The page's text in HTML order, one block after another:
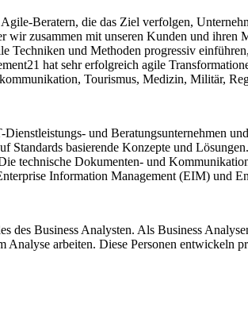
Beratern, die das Ziel verfolgen,
zusammen mit unseren Kunden und
Techniken und Methoden progressiv
hat sehr erfolgreich agile
Tourismus, Medizin, Militär,
und Beratungsunternehmen
basierende Konzepte und
technische Dokumenten- und
Information Management (EIM) und
des Business Analysten. Als Business
Analyse arbeiten. Diese Personen